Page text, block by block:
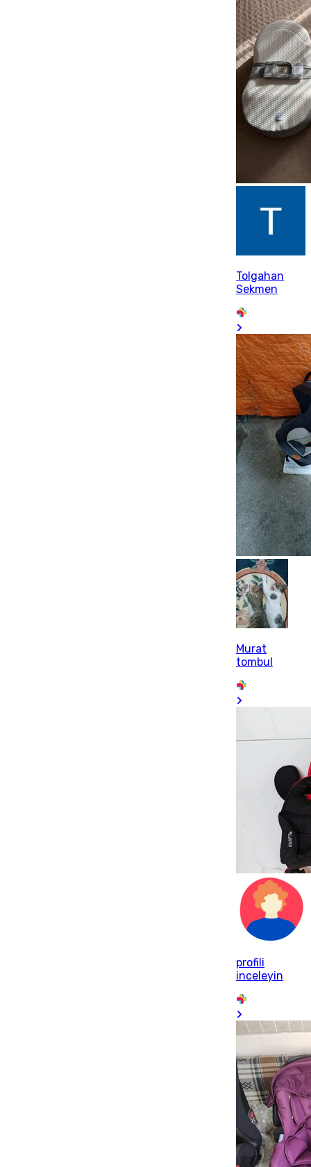
Tolgahan
Sekmen
Murat
tombul
profili
inceleyin